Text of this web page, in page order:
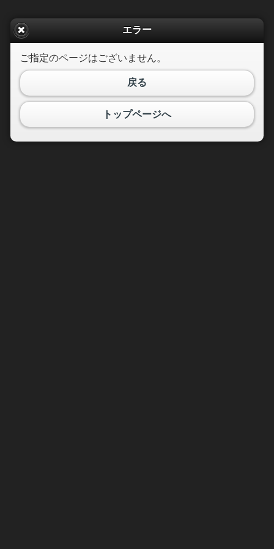
エラー
ご指定のページはございません。
戻る
トップページへ